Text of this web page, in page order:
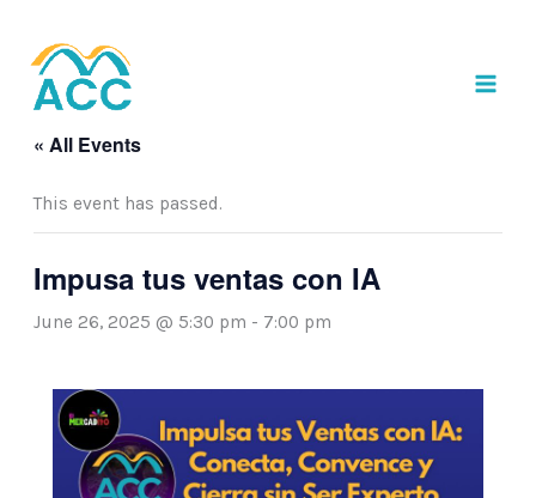
content
« All Events
This event has passed.
Impusa tus ventas con IA
June 26, 2025 @ 5:30 pm - 7:00 pm